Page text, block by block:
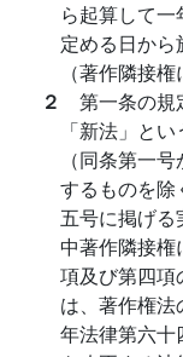
ら起算して
定める日から
（著作隣接
２ 第一条の規
「新法」と
（同条第一
するものを除
五号に掲げる
中著作隣接権
項及び第四項
は、著作権
年法律第六十